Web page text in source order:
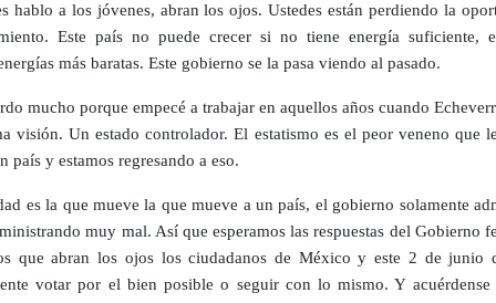
hablo a los jóvenes, abran los ojos. Ustedes están perdiendo la
Este país no puede crecer si no tiene energía suficiente,
más baratas. Este gobierno se la pasa viendo al pasado.
mucho porque empecé a trabajar en aquellos años cuando
visión. Un estado controlador. El estatismo es el peor veneno que
país y estamos regresando a eso.
es la que mueve la que mueve a un país, el gobierno solamente
muy mal. Así que esperamos las respuestas del Gobierno
que abran los ojos los ciudadanos de México y este 2 de junio
votar por el bien posible o seguir con lo mismo. Y acuérdense